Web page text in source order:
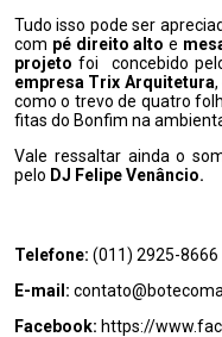
Tudo isso pode ser
com pé direito alto e
projeto foi concebido
empresa Trix Arquitetura,
como o trevo de quatro
fitas do Bonfim na
Vale ressaltar ainda o
pelo DJ Felipe Venâncio.
Telefone: (011) 2925-8666
E-mail:
Facebook: https://